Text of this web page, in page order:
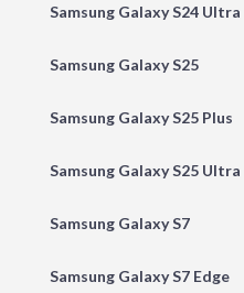
Samsung Galaxy S24 Ultra
Samsung Galaxy S25
Samsung Galaxy S25 Plus
Samsung Galaxy S25 Ultra
Samsung Galaxy S7
Samsung Galaxy S7 Edge